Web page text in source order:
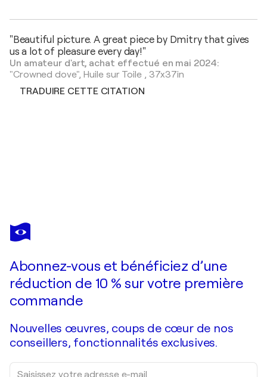
"Beautiful picture. A great piece by Dmitry that gives
us a lot of pleasure every day!"
Un amateur d'art, achat effectué en mai 2024:
"Crowned dove", Huile sur Toile, 37x37in
TRADUIRE CETTE CITATION
DMITRY SPIROS
Abstract flowers 13
Abonnez-vous et bénéficiez d’une
réduction de 10 % sur votre première
commande
Nouvelles œuvres, coups de cœur de nos
conseillers, fonctionnalités exclusives.